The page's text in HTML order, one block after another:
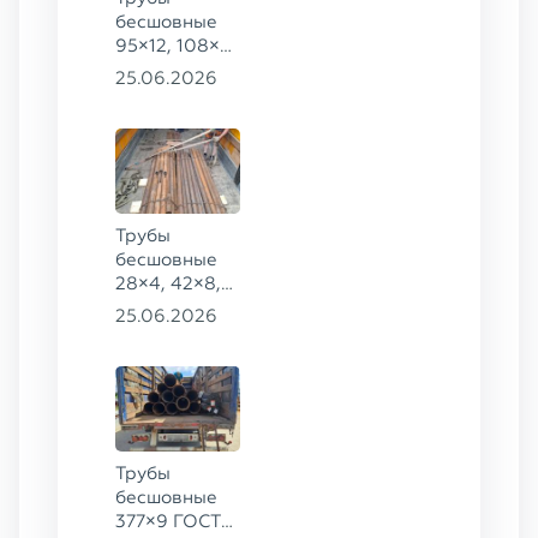
бесшовные
95×12, 108×6,
159×32,
09Г2С
25.06.2026
Трубы
бесшовные
28×4, 42×8,
73×14,
20
25.06.2026
Трубы
бесшовные
377×9 ГОСТ